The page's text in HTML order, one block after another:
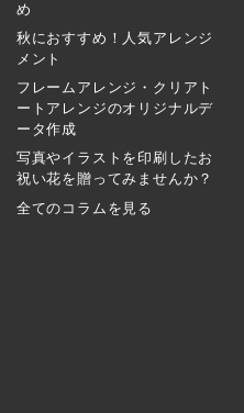
め
秋におすすめ！人気アレンジ
メント
フレームアレンジ・クリアト
ートアレンジのオリジナルデ
ータ作成
写真やイラストを印刷したお
祝い花を贈ってみませんか？
全てのコラムを見る